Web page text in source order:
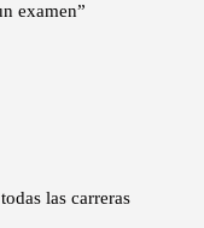
examen”
las carreras